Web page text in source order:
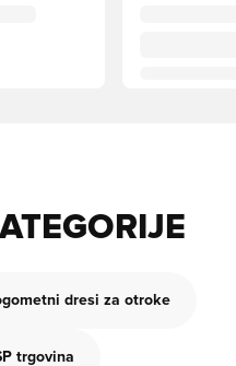
dresi za otroke
trgovina